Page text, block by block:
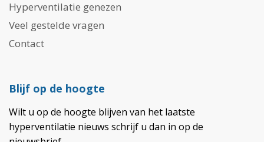
Hyperventilatie genezen
Veel gestelde vragen
Contact
Blijf op de hoogte
Wilt u op de hoogte blijven van het laatste
hyperventilatie nieuws schrijf u dan in op de